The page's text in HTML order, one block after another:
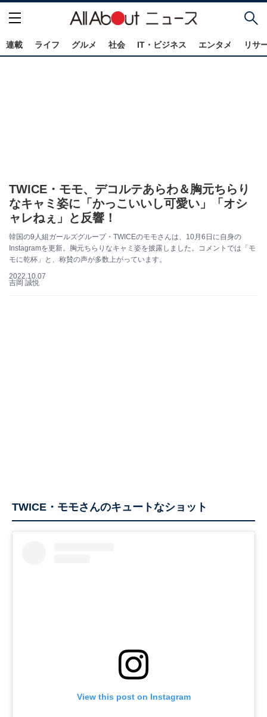
連載 ライフ グルメ 社会 IT・ビジネス エンタメ リサ
TWICE・モモ、デコルテあらわ＆胸元ちらり
なキャミ姿に「かっこいいし可愛い」「オシ
ャレねぇ」と反響！
韓国の9人組ガールズグループ・TWICEのモモさんは、10月6日に自身の
Instagramを更新。胸元ちらりなキャミ姿を披露しました。コメントでは「モ
モに乾杯」と、称賛の声が多数上がっています。
2022.10.07
吉岡 誠悦
TWICE・モモさんのキュートなショット
View this post on Instagram